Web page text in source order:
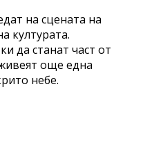
на сцената на
културата.
да станат част от
още една
небе.